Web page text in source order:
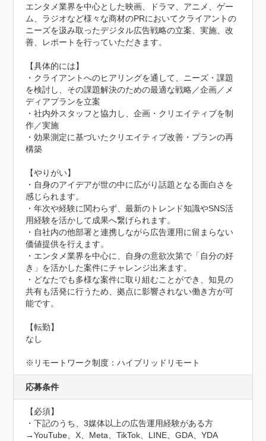
エンタメ業界を中心とした映画、ドラマ、アニメ、ゲー
ム、ラジオなど様々な商材のPRにおいてクライアントの
ニーズを汲み取ったデジタル広告戦略の立案、実施、改
善、レポートを行っていただきます。
【具体的には】
・クライアントへのヒアリングを通して、ニーズ・課題
を検討し、その課題解決のための最適な戦略／企画／メ
ディアプランを立案
・社内外スタッフと協力し、企画・クリエイティブを制
作／実施
・効果測定に基づいたクリエイティブ改善・プランの再
構築
【やりがい】
・自身のアイデアが世の中に広がり話題となる面白さを
感じられます。
・年次や経験に関わらず、最新のトレンド知識やSNS活
用経験を活かして成果へ繋げられます。
・自社内の他部署と連携しながら広告運用に留まらない
価値提供を行えます。
・エンタメ業界を中心に、自身の意欲次第で「自分の好
き」を活かした案件にチャレンジ出来ます。
・どなたでも多様な案件に取り組むことができ、知見の
共有も活発に行うため、拠点に影響されない働き方が可
能です。
【転勤】
なし
※リモートワーク制度：ハイブリッドリモート
応募条件
【必須】
・下記のうち、3媒体以上の広告運用経験がある方
→YouTube、X、Meta、TikTok、LINE、GDA、YDA